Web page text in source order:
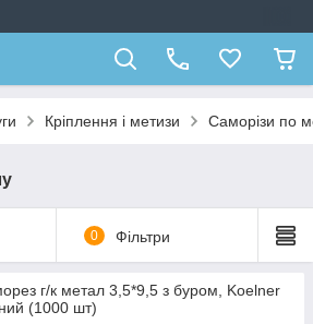
Кріплення і метизи Саморізи по
0 Фільтри
г/к метал 3,5*9,5 з буром, Koelner
(1000 шт)